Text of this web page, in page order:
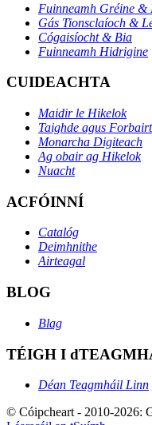
Fuinneamh Gréine &
Gás Tionsclaíoch &
Cógaisíocht & Bia
Fuinneamh Hidrigine
CUIDEACHTA
Maidir le Hikelok
Taighde agus Forbairt
Monarcha Digiteach
Ag obair ag Hikelok
Nuacht
ACFÓINNÍ
Catalóg
Deimhnithe
Airteagal
BLOG
Blag
TÉIGH I
Déan Teagmháil Linn
© Cóipcheart - 2010-2026: